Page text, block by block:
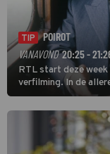
TIP
POIROT
VANAVOND 20:25 -
RTL start deze
verfilming. In de
speurder op zoek
verwikkeld in een